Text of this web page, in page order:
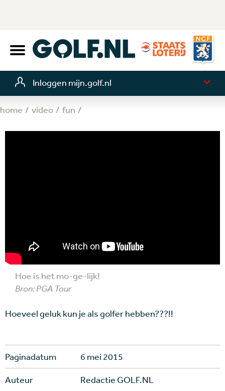
Inloggen mijn.golf.nl
home video fun
Hoe is het mo-ge-lijk!
Bron: PGA Tour
Hoeveel geluk kun je als golfer hebben???!!
Paginadatum 6 mei 2015
Auteur Redactie GOLF.NL